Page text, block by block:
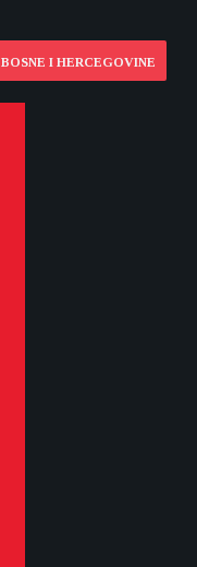
BOSNE I HERCEGOVINE